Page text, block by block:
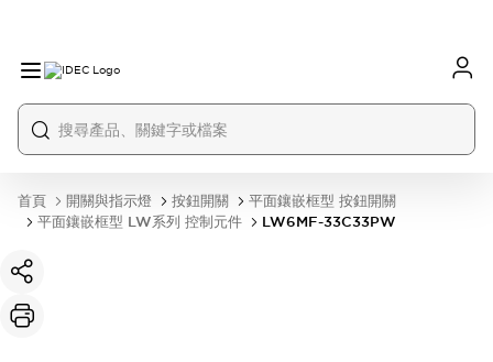
首頁 開關與指示燈 按鈕開關
平面鑲嵌框型 按鈕開關
平面鑲嵌框型 LW系列 控制元件
LW6MF-33C33PW